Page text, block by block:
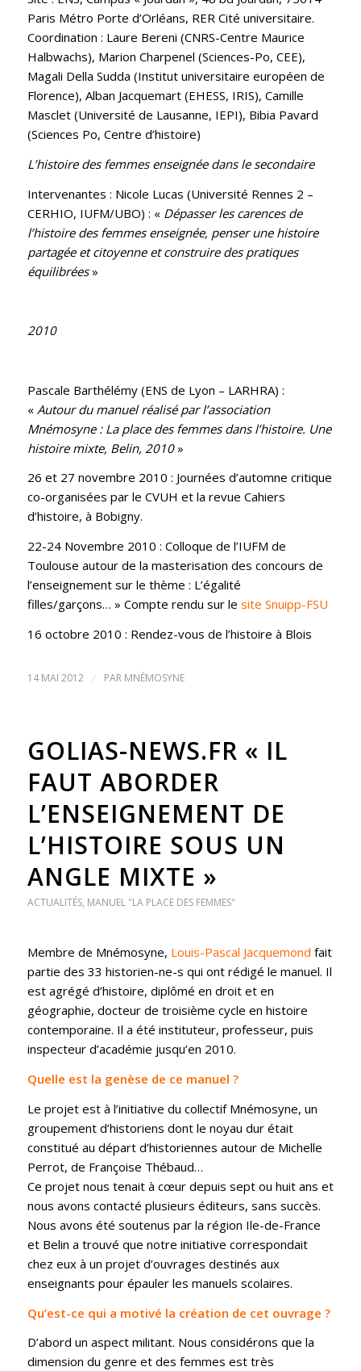
Paris Métro Porte d’Orléans, RER Cité universitaire.
Coordination : Laure Bereni (CNRS-Centre Maurice
Halbwachs), Marion Charpenel (Sciences-Po, CEE),
Magali Della Sudda (Institut universitaire européen de
Florence), Alban Jacquemart (EHESS, IRIS), Camille
Masclet (Université de Lausanne, IEPI), Bibia Pavard
(Sciences Po, Centre d’histoire)
L’histoire des femmes enseignée dans le secondaire
Intervenantes : Nicole Lucas (Université Rennes 2 –
CERHIO, IUFM/UBO) : « Dépasser les carences de
l’histoire des femmes enseignée, penser une histoire
partagée et citoyenne et construire des pratiques
équilibrées»
2010
Pascale Barthélémy (ENS de Lyon – LARHRA) :
« Autour du manuel réalisé par l’association
Mnémosyne : La place des femmes dans l’histoire. Une
histoire mixte, Belin, 2010»
26 et 27 novembre 2010 : Journées d’automne critique
co-organisées par le CVUH et la revue Cahiers
d’histoire, à Bobigny.
22-24 Novembre 2010 : Colloque de l’IUFM de
Toulouse autour de la masterisation des concours de
l’enseignement sur le thème : L’égalité
filles/garçons… » Compte rendu sur le site Snuipp-FSU
16 octobre 2010 : Rendez-vous de l’histoire à Blois
14 MAI 2012 / PAR MNÉMOSYNE
GOLIAS-NEWS.FR « IL
FAUT ABORDER
L’ENSEIGNEMENT DE
L’HISTOIRE SOUS UN
ANGLE MIXTE »
ACTUALITÉS, MANUEL "LA PLACE DES FEMMES"
Membre de Mnémosyne, Louis-Pascal Jacquemond fait
partie des 33 historien-ne-s qui ont rédigé le manuel. Il
est agrégé d’histoire, diplômé en droit et en
géographie, docteur de troisième cycle en histoire
contemporaine. Il a été instituteur, professeur, puis
inspecteur d’académie jusqu’en 2010.
Quelle est la genèse de ce manuel ?
Le projet est à l’initiative du collectif Mnémosyne, un
groupement d’historiens dont le noyau dur était
constitué au départ d’historiennes autour de Michelle
Perrot, de Françoise Thébaud…
Ce projet nous tenait à cœur depuis sept ou huit ans et
nous avons contacté plusieurs éditeurs, sans succès.
Nous avons été soutenus par la région Ile-de-France
et Belin a trouvé que notre initiative correspondait
chez eux à un projet d’ouvrages destinés aux
enseignants pour épauler les manuels scolaires.
Qu’est-ce qui a motivé la création de cet ouvrage ?
D’abord un aspect militant. Nous considérons que la
dimension du genre et des femmes est très